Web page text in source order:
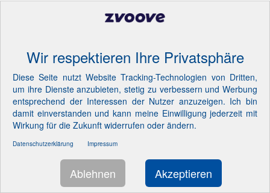
Wir respektieren Ihre Privatsphäre
Diese Seite nutzt Website Tracking-Technologien von Dritten,
um ihre Dienste anzubieten, stetig zu verbessern und Werbung
entsprechend der Interessen der Nutzer anzuzeigen. Ich bin
damit einverstanden und kann meine Einwilligung jederzeit mit
Wirkung für die Zukunft widerrufen oder ändern.
Datenschutzerklärung Impressum
Ablehnen Akzeptieren